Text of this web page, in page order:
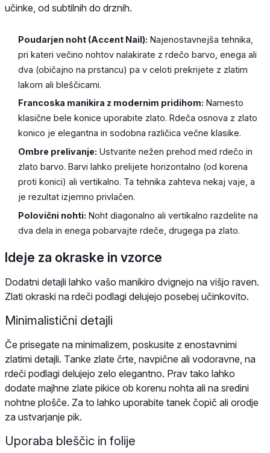
učinke, od subtilnih do drznih.
Poudarjen noht (Accent Nail): Najenostavnejša tehnika,
pri kateri večino nohtov nalakirate z rdečo barvo, enega ali
dva (običajno na prstancu) pa v celoti prekrijete z zlatim
lakom ali bleščicami.
Francoska manikira z modernim pridihom: Namesto
klasične bele konice uporabite zlato. Rdeča osnova z zlato
konico je elegantna in sodobna različica večne klasike.
Ombre prelivanje: Ustvarite nežen prehod med rdečo in
zlato barvo. Barvi lahko prelijete horizontalno (od korena
proti konici) ali vertikalno. Ta tehnika zahteva nekaj vaje, a
je rezultat izjemno privlačen.
Polovični nohti: Noht diagonalno ali vertikalno razdelite na
dva dela in enega pobarvajte rdeče, drugega pa zlato.
Ideje za okraske in vzorce
Dodatni detajli lahko vašo manikiro dvignejo na višjo raven.
Zlati okraski na rdeči podlagi delujejo posebej učinkovito.
Minimalistični detajli
Če prisegate na minimalizem, poskusite z enostavnimi
zlatimi detajli. Tanke zlate črte, navpične ali vodoravne, na
rdeči podlagi delujejo zelo elegantno. Prav tako lahko
dodate majhne zlate pikice ob korenu nohta ali na sredini
nohtne plošče. Za to lahko uporabite tanek čopič ali orodje
za ustvarjanje pik.
Uporaba bleščic in folije